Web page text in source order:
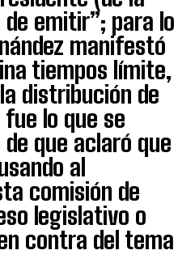
emitir”; para lo
manifestó
tiempos límite,
distribución de
lo que se
que aclaró que
al
comisión de
legislativo o
contra del tema